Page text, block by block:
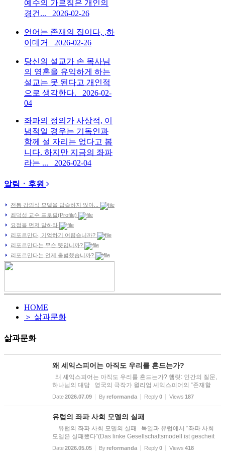
예수의 가르침은 개인의
경건...
2026-02-26
언어는 존재의 집이다, ,하
이데거
2026-02-26
당신의 설교가 손 목사님
의 영혼을 유익하게 하는
설교는 못 된다고 개인적
으로 생각한다.
2026-02-
04
좌파의 정의가 사상적, 이
념적일 경우는 기독인과
함께 설 자리는 없다고 봅
니다. 하지만 지금의 좌파
라는 ...
2026-02-04
알림ㆍ후원
전통 강의식 모델을 답습하지 않아...
최덕성 교수 프로필(Profile)
요점을 먼저 말하라
리포르만다, 기억하기 어렵습니까?
리포르만다는 무슨 뜻입니까?
리포르만다는 언제 출범했습니까?
HOME
＞ 삶과문화
삶과문화
왜 셰익스피어는 아직도 우리를 흔드는가?
왜 셰익스피어는 아직도 우리를 흔드는가? 햄릿: 인간의 질문,
하나님의 대답 영국의 극작가 윌리엄 셰익스피어의 “존재할
것인가, 존재하지 않을 것인가, 그것이 문제다”(To be, or not to
be, that is the question)는 그의 희곡 『햄릿』 제3막 제1장...
Date2026.07.09 Byreformanda Reply0 Views 187
유럽의 좌파 사회 모델의 실패
유럽의 좌파 사회 모델의 실패 독일과 유럽에서 “좌파 사회
모델은 실패했다”(Das linke Gesellschaftsmodell ist gescheit
ert)는 목소리가 높아지고 있다. 많은 좌파 인사들이 더 이상 좌
파로 남고 싶어 하지 않는다. 왜 그럴까? 울리 쿨케(Ulli Kul...
Date2026.05.05 Byreformanda Reply0 Views 418